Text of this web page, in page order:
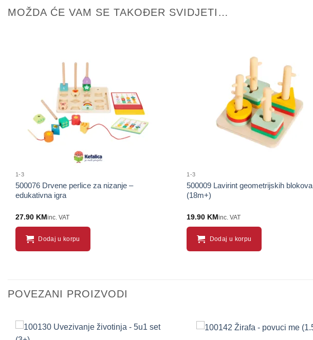
MOŽDA ĆE VAM SE TAKOĐER SVIDJETI…
1-3
500076 Drvene perlice za nizanje –
edukativna igra
27.90 KMinc. VAT
Dodaj u korpu
1-3
500009 Lavirint geometrijskih blokova
(18m+)
19.90 KMinc. VAT
Dodaj u korpu
POVEZANI PROIZVODI